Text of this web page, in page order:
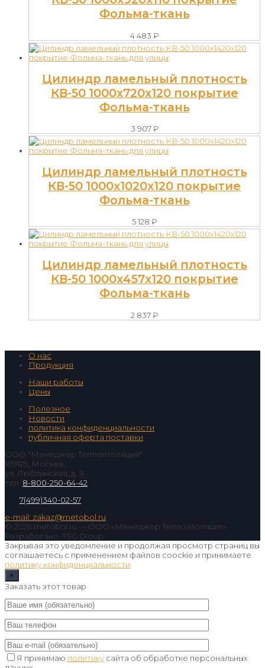
Фольма-ткань
4 483 ₽
Цилиндр ламельный плотность
КВ-50 1000х720х120 покрытие
Фольма-ткань
3 907₽
Цилиндр ламельный плотность
КВ-50 1000х1020х120 покрытие
Фольма-ткань
5 128 ₽
Цилиндр ламельный плотность
КВ-50 1000х457х120 покрытие
Фольма-ткань
2 837₽
О нас
Продукция
Наши работы
Цены
Полезное
Новости
политика конфиденциальности
публичная оферта поставки
ООО "Менеджер Теплоизоляция"
109125, Москва,
ул. Люблинская, д. 9
тел. 8-800-250-64-42
7(499)340-02-57
e-mail: zakaz@metobol.ru
© 2026 metobol.ru — ООО «Менеджер Теплоизоляция».
Разработано: TSG Group
Закрывая это уведомление и продолжая просмотр страниц вы
соглашаетесь с применением файлов coockie и принимаете
политику конфиденциальности
×
Заказать этот товар
Я принимаю политику сайта об обработке персональных